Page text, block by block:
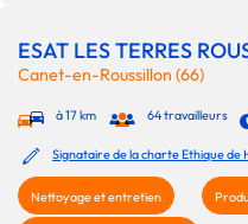
ESAT LES TERRES
Canet-en-Roussillon (66)
à 17 km 64 travailleurs
Signataire de la charte Ethique de
Nettoyage et entretien